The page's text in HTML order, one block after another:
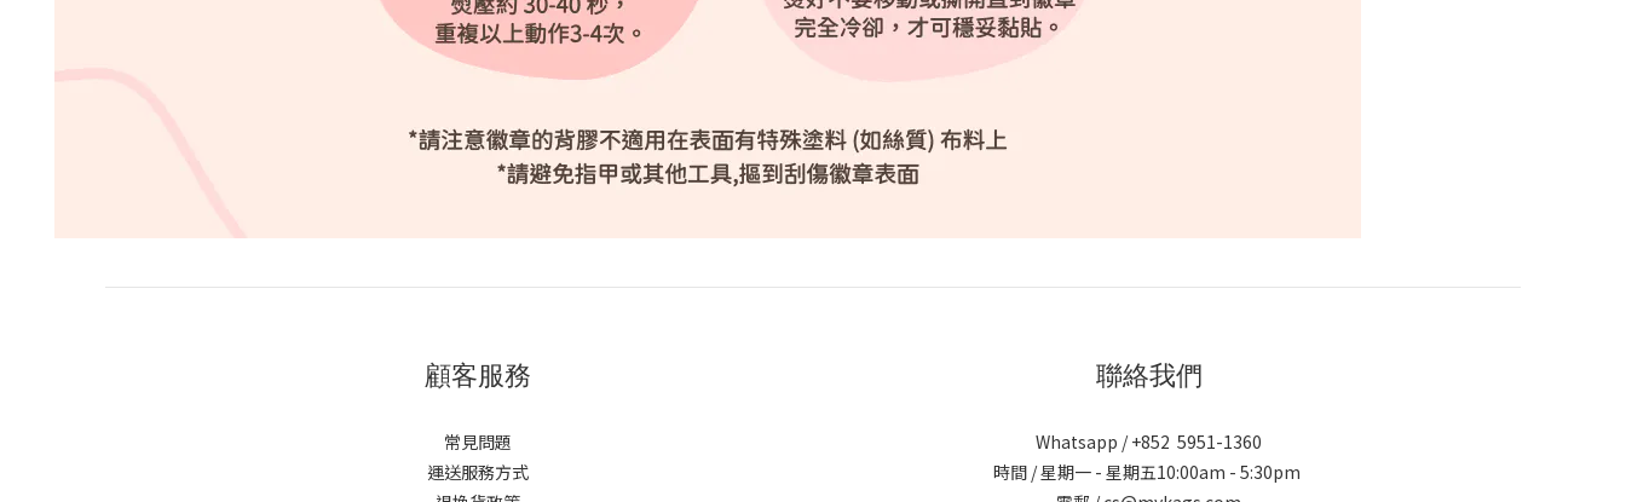
顧客服務
常見問題
運送服務方式
聯絡我們
Whatsapp / +852 5951-1360
時間 / 星期一 - 星期五10:00am - 5:30pm